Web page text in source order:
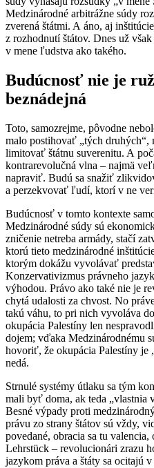
Medzinárodné arbitrážne súdy
zverená štátmi. A áno, aj
z rozhodnutí štátov. Dnes už
v mene ľudstva ako takého.
Budúcnosť nie je
beznádejná
Toto, samozrejme, pôvodne
malo postihovať „tých druhých“,
limitovať štátnu suverenitu. A
kontrarevolučná vlna – najmä
napraviť. Budú sa snažiť
a perzekvovať ľudí, ktorí v ne
Budúcnosť v tomto kontexte
Medzinárodné súdy sú
zničenie netreba armády, stačí
ktorú tieto medzinárodné
ktorým dokážu vyvolávať
Konzervativizmus právneho
výhodou. Právo ako také nie je
chytá udalosti za chvost. No
takú váhu, to pri nich vyvoláva
okupácia Palestíny len
dojem; vďaka Medzinárodnému
hovoriť, že okupácia Palestíny je
nedá.
Strnulé systémy útlaku sa tým
mali byť doma, ak teda „vlastnia
Besné výpady proti
právu zo strany štátov sú vždy,
povedané, obracia sa tu
Lehrstück – revolucionári zrazu
jazykom práva a štáty sa ocitajú